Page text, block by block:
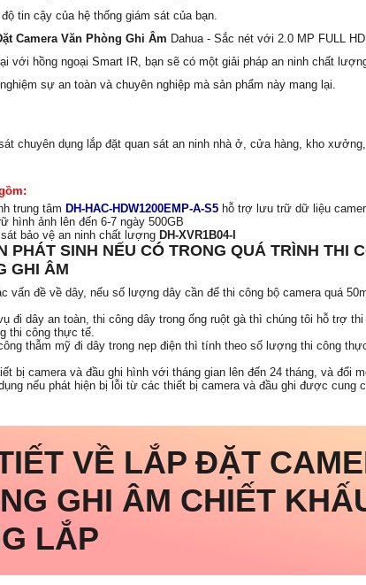
tin cậy của hệ thống giám sát của bạn.
Camera Văn Phòng Ghi Âm Dahua - Sắc nét với 2.0 MP FULL
với hồng ngoại Smart IR, bạn sẽ có một giải pháp an ninh chất
sự an toàn và chuyên nghiệp mà sản phẩm này mang lại.
chuyên dụng lắp đặt quan sát an ninh nhà ở, cửa hàng, kho
trung tâm DH-HAC-HDW1200EMP-A-S5 hỗ trợ lưu trữ dữ liệu
hình ảnh lên đến 6-7 ngày 500GB
bảo vệ an ninh chất lượng DH-XVR1B04-I
PHÁT SINH NẾU CÓ TRONG QUÁ TRÌNH THI
GHI ÂM
vấn đề về dây, nếu số lượng dây cần để thi công bộ camera quá
đi dây an toàn, thi công dây trong ống ruột gà thì chúng tôi hỗ trợ
thi công thực tế.
thẫm mỹ đi dây trong nẹp điện thì tính theo số lượng thi công
bị camera và đầu ghi hình với tháng gian lên đến 24 tháng, và đổi
nếu phát hiện bị lỗi từ các thiết bị camera và đầu ghi được cung
VỀ LẮP ĐẶT
GHI ÂM CHIẾT
LẮP